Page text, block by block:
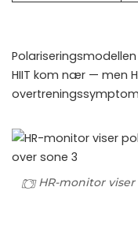
HIIT kom nær — men
HR-monitor